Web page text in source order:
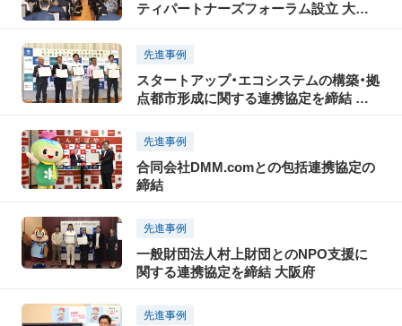
ティパートナーズフォーラム設立 大阪
先進事例
スタートアップ・エコシステムの構築・拠
点都市形成に関する連携協定を締結 大
先進事例
合同会社DMM.comとの包括連携協定の
締結
先進事例
一般財団法人村上財団とのNPO支援に
関する連携協定を締結 大阪府
先進事例